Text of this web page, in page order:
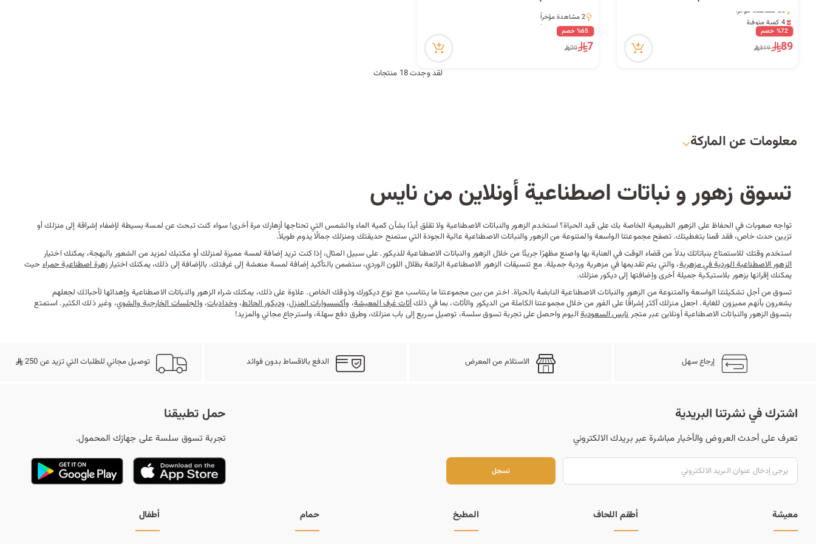
4 كمية متوفرة
26 مشاهدة مؤخراً
%72 خصم
89
319
2 مشاهدة مؤخراً
2 مشاهدة مؤخراً
%65 خصم
7
20
لقد وجدت 18 منتجات
معلومات عن الماركة
تسوق زهور و نباتات اصطناعية أونلاين من نايس
تواجه صعوبات في الحفاظ على الزهور الطبيعية الخاصة بك على قيد الحياة؟ استخدم الزهور والنباتات الاصطناعية ولا تقلق أبدًا بشأن كمية الماء والشمس التي تحتاجها أزهارك مرة أخرى! سواء كنت تبحث عن لمسة بسيطة لإضفاء إشراقة إلى منزلك أو
تزيين حدث خاص، فقد قمنا بتغطيتك. تصفح مجموعتنا الواسعة والمتنوعة من الزهور والنباتات الاصطناعية عالية الجودة التي ستمنح حديقتك ومنزلك جمالًا يدوم طويلاً.
استخدم وقتك للاستمتاع بنباتاتك بدلاً من قضاء الوقت في العناية بها واصنع مظهرًا جريئًا من خلال الزهور والنباتات الاصطناعية للديكور. على سبيل المثال، إذا كنت تريد إضافة لمسة مميزة لمنزلك أو مكتبك لمزيد من الشعور بالبهجة، يمكنك اختيار
الزهورالاصطناعيةالورديةفيمزهرية، والتي يتم تقديمها في مزهرية وردية جميلة. مع تنسيقات الزهور الاصطناعية الرائعة بظلال اللون الوردي، ستضمن بالتأكيد إضافة لمسة منعشة إلى غرفتك. بالإضافة إلى ذلك، يمكنك اختيار زهرةاصطناعيةحمراءحيث
يمكنك إقرانها بزهور بلاستيكية جميلة أخرى وإضافتها إلى ديكور منزلك.
تسوق من أجل تشكيلتنا الواسعة والمتنوعة من الزهور والنباتات الاصطناعية النابضة بالحياة. اختر من بين مجموعتنا ما يتناسب مع نوع ديكورك وذوقك الخاص. علاوة على ذلك، يمكنك شراء الزهور والنباتات الاصطناعية وإهدائها لأحبائك لجعلهم
يشعرون بأنهم مميزون للغاية. اجعل منزلك أكثر إشراقًا على الفور من خلال مجموعتنا الكاملة من الديكور والأثاث، بما في ذلكأثاثغرفالمعيشة، وأكسسوارات المنزل، وديكور الحائط، وخداديات، والجلساتالخارجيةوالشوي، وغير ذلك الكثير. استمتع
بتسوق الزهور والنباتات الاصطناعية أونلاين عبر متجرنايس السعودية اليوم واحصل على تجربة تسوق سلسة، توصيل سريع إلى باب منزلك، وطرق دفع سهلة، واسترجاع مجاني والمزيد!
إرجاع سهل الاستلام من المعرض الدفع بالاقساط بدون فوائد توصيل مجاني للطلبات التي تزيد عن 250
اشترك في نشرتنا البريدية
تعرف على أحدث العروض والأخبار مباشرة عبر بريدك الالكتروني
تسجل
تسجل
حمل تطبيقنا
تجربة تسوق سلسة على جهازك المحمول.
معيشة أطقم اللحاف المطبخ حمام أطفال